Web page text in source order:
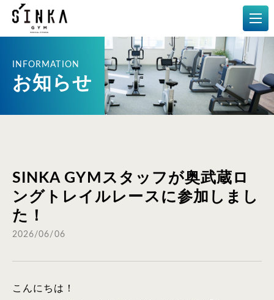
メディカルフィッ
お知らせ
SINKA GYMスタッフが奥武蔵ロ
ングトレイルレースに参加しまし
た！
2026/06/06
こんにちは！